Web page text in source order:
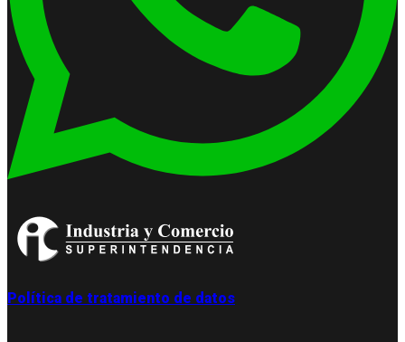
Política de tratamiento de datos